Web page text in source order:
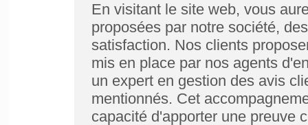
En visitant le site web, vous
proposées par notre société,
satisfaction. Nos clients
mis en place par nos agents
un expert en gestion des avis
mentionnés. Cet
capacité d'apporter une preuve